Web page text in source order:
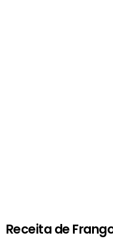
Receita de